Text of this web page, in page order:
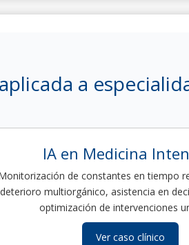
a
IA en Medicina
de constantes en tiempo
deterioro multiorgánico, asistencia en
optimización de intervenciones
Ver caso clínico